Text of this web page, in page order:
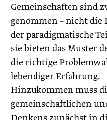
Gemeinschaften sind
genommen – nicht die
der paradigmatische
sie bieten das Muster
die richtige
lebendiger Erfahrung.
Hinzukommen muss
gemeinschaftlichen